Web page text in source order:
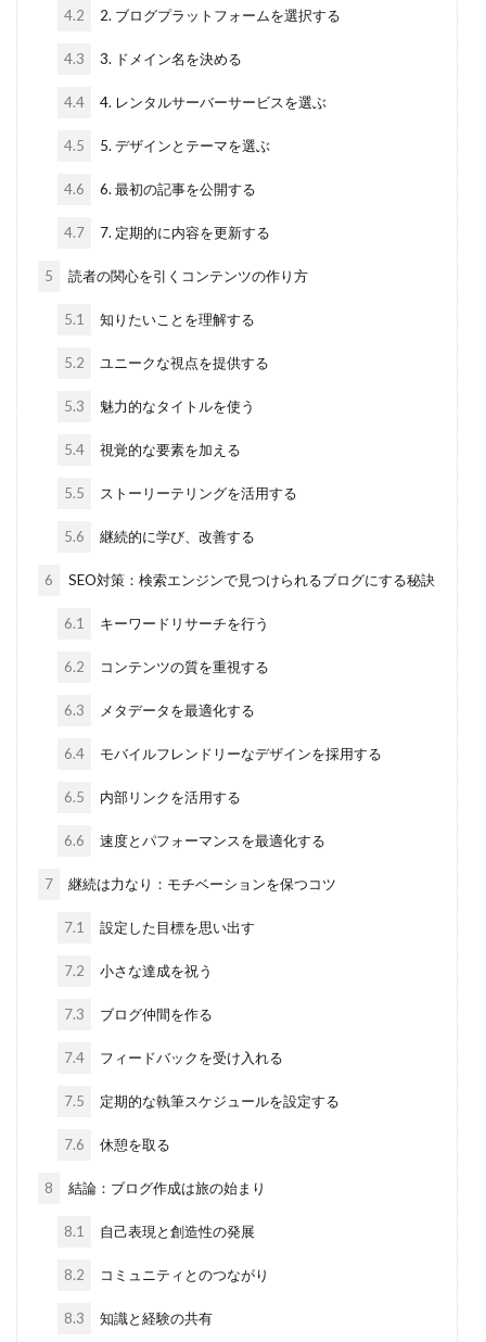
4.2 2. ブログプラットフォームを選択する
4.3 3. ドメイン名を決める
4.4 4. レンタルサーバーサービスを選ぶ
4.5 5. デザインとテーマを選ぶ
4.6 6. 最初の記事を公開する
4.7 7. 定期的に内容を更新する
5 読者の関心を引くコンテンツの作り方
5.1 知りたいことを理解する
5.2 ユニークな視点を提供する
5.3 魅力的なタイトルを使う
5.4 視覚的な要素を加える
5.5 ストーリーテリングを活用する
5.6 継続的に学び、改善する
6 SEO対策：検索エンジンで見つけられるブログにする秘訣
6.1 キーワードリサーチを行う
6.2 コンテンツの質を重視する
6.3 メタデータを最適化する
6.4 モバイルフレンドリーなデザインを採用する
6.5 内部リンクを活用する
6.6 速度とパフォーマンスを最適化する
7 継続は力なり：モチベーションを保つコツ
7.1 設定した目標を思い出す
7.2 小さな達成を祝う
7.3 ブログ仲間を作る
7.4 フィードバックを受け入れる
7.5 定期的な執筆スケジュールを設定する
7.6 休憩を取る
8 結論：ブログ作成は旅の始まり
8.1 自己表現と創造性の発展
8.2 コミュニティとのつながり
8.3 知識と経験の共有